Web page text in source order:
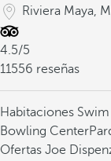
Riviera Maya,
4.5/5
11556 reseñas
Habitaciones
Bowling Center
Ofertas Joe